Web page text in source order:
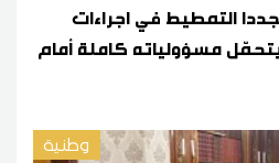
التمطيط في اجراءات
مسؤولياته كاملة أمام
وطنية